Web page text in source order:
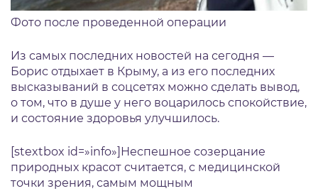
Фото после проведенной операции
Из самых последних новостей на сегодня —
Борис отдыхает в Крыму, а из его последних
высказываний в соцсетях можно сделать вывод,
о том, что в душе у него воцарилось спокойствие,
и состояние здоровья улучшилось.
[stextbox id=»info»]Неспешное созерцание
природных красот считается, с медицинской
точки зрения, самым мощным